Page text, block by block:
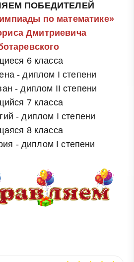
ПОБЕДИТЕЛЕЙ
по математике»
Дмитриевича
6 класса
- диплом I степени
- диплом II степени
7 класса
- диплом I степени
8 класса
- диплом I степени